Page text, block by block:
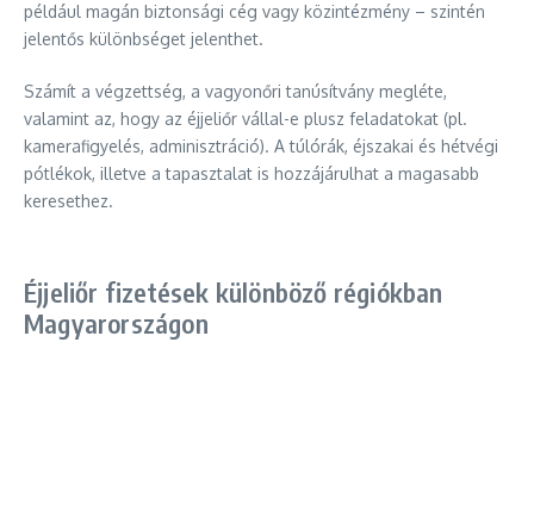
például magán biztonsági cég vagy közintézmény – szintén
jelentős különbséget jelenthet.
Számít a végzettség, a vagyonőri tanúsítvány megléte,
valamint az, hogy az éjjeliőr vállal-e plusz feladatokat (pl.
kamerafigyelés, adminisztráció). A túlórák, éjszakai és hétvégi
pótlékok, illetve a tapasztalat is hozzájárulhat a magasabb
keresethez.
Éjjeliőr fizetések különböző régiókban
Magyarországon